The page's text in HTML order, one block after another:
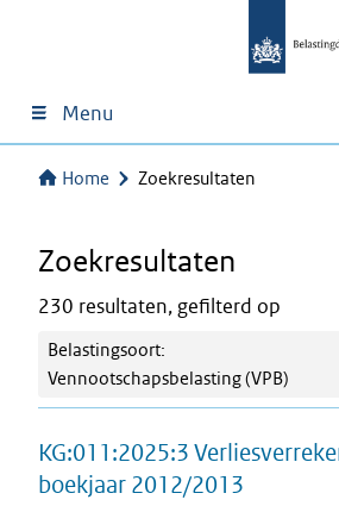
Menu
Home Zoekresultaten
Zoekresultaten
230 resultaten, gefilterd op
Belastingsoort:
Vennootschapsbelasting (VPB)
KG:011:2025:3
boekjaar 2012/2013